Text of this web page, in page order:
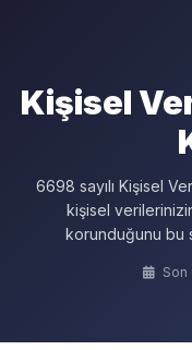
Kişisel
6698 sayılı Kişisel
kişisel
korunduğunu bu
Son